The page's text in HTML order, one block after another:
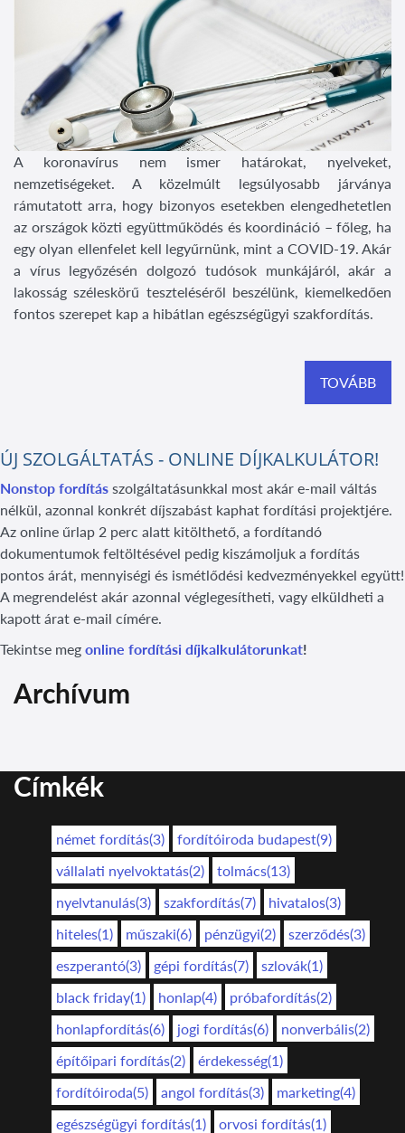
A koronavírus nem ismer határokat, nyelveket,
nemzetiségeket. A közelmúlt legsúlyosabb járványa
rámutatott arra, hogy bizonyos esetekben elengedhetetlen
az országok közti együttműködés és koordináció – főleg, ha
egy olyan ellenfelet kell legyűrnünk, mint a COVID-19. Akár
a vírus legyőzésén dolgozó tudósok munkájáról, akár a
lakosság széleskörű teszteléséről beszélünk, kiemelkedően
fontos szerepet kap a hibátlan egészségügyi szakfordítás.
TOVÁBB
ÚJ SZOLGÁLTATÁS - ONLINE DÍJKALKULÁTOR!
Nonstop fordítás szolgáltatásunkkal most akár e-mail váltás
nélkül, azonnal konkrét díjszabást kaphat fordítási projektjére.
Az online űrlap 2 perc alatt kitölthető, a fordítandó
dokumentumok feltöltésével pedig kiszámoljuk a fordítás
pontos árát, mennyiségi és ismétlődési kedvezményekkel együtt!
A megrendelést akár azonnal véglegesítheti, vagy elküldheti a
kapott árat e-mail címére.
Tekintse meg online fordítási díjkalkulátorunkat!
Archívum
Címkék
német fordítás(3)
fordítóiroda budapest(9)
vállalati nyelvoktatás(2)
tolmács(13)
nyelvtanulás(3)
szakfordítás(7)
hivatalos(3)
hiteles(1)
műszaki(6) pénzügyi(2)
szerződés(3)
eszperantó(3)
gépi fordítás(7)
szlovák(1)
black friday(1)
honlap(4)
próbafordítás(2)
honlapfordítás(6)
jogi fordítás(6)
nonverbális(2)
építőipari fordítás(2)
érdekesség(1)
fordítóiroda(5)
angol fordítás(3)
marketing(4)
egészségügyi fordítás(1)
orvosi fordítás(1)